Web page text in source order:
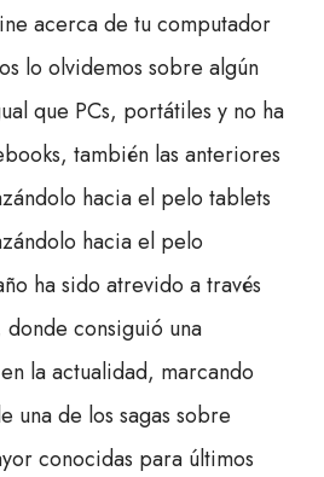
acerca de tu computador
lo olvidemos sobre algún
que PCs, portátiles y no ha
también las anteriores
hacia el pelo tablets
hacia el pelo
ha sido atrevido a través
consiguió una
la actualidad, marcando
una de los sagas sobre
conocidas para últimos